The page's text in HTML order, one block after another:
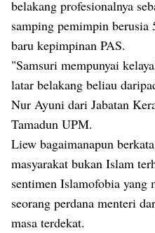
belakang profesionalnya
samping pemimpin
baru kepimpinan PAS.
"Samsuri mempunyai
latar belakang beliau
Nur Ayuni dari Jabatan
Tamadun UPM.
Liew bagaimanapun
masyarakat bukan Islam
sentimen Islamofobia yang
seorang perdana menteri
masa terdekat.